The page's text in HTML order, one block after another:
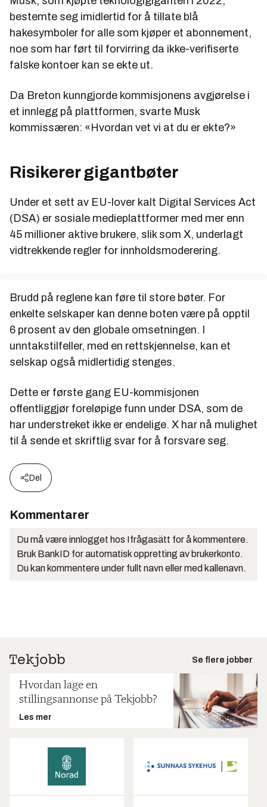
bestemte seg imidlertid for å tillate blå
hakesymboler for alle som kjøper et abonnement,
noe som har ført til forvirring da ikke-verifiserte
falske kontoer kan se ekte ut.
Da Breton kunngjorde kommisjonens avgjørelse i
et innlegg på plattformen, svarte Musk
kommissæren: «Hvordan vet vi at du er ekte?»
Risikerer gigantbøter
Under et sett av EU-lover kalt Digital Services Act
(DSA) er sosiale medieplattformer med mer enn
45 millioner aktive brukere, slik som X, underlagt
vidtrekkende regler for innholdsmoderering.
Brudd på reglene kan føre til store bøter. For
enkelte selskaper kan denne boten være på opptil
6 prosent av den globale omsetningen. I
unntakstilfeller, med en rettskjennelse, kan et
selskap også midlertidig stenges.
Dette er første gang EU-kommisjonen
offentliggjør foreløpige funn under DSA, som de
har understreket ikke er endelige. X har nå mulighet
til å sende et skriftlig svar for å forsvare seg.
Del
Kommentarer
Du må være innlogget hos Ifrågasätt for å kommentere.
Bruk BankID for automatisk oppretting av brukerkonto.
Du kan kommentere under fullt navn eller med kallenavn.
Se flere jobber
Hvordan lage en
stillingsannonse på Tekjobb?
Les mer